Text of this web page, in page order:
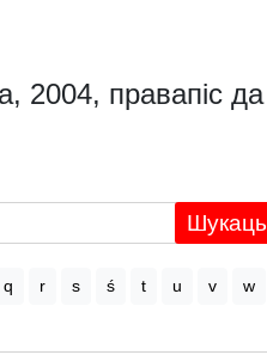
2004, правапіс да
Шукаць
q r s ś t u v w